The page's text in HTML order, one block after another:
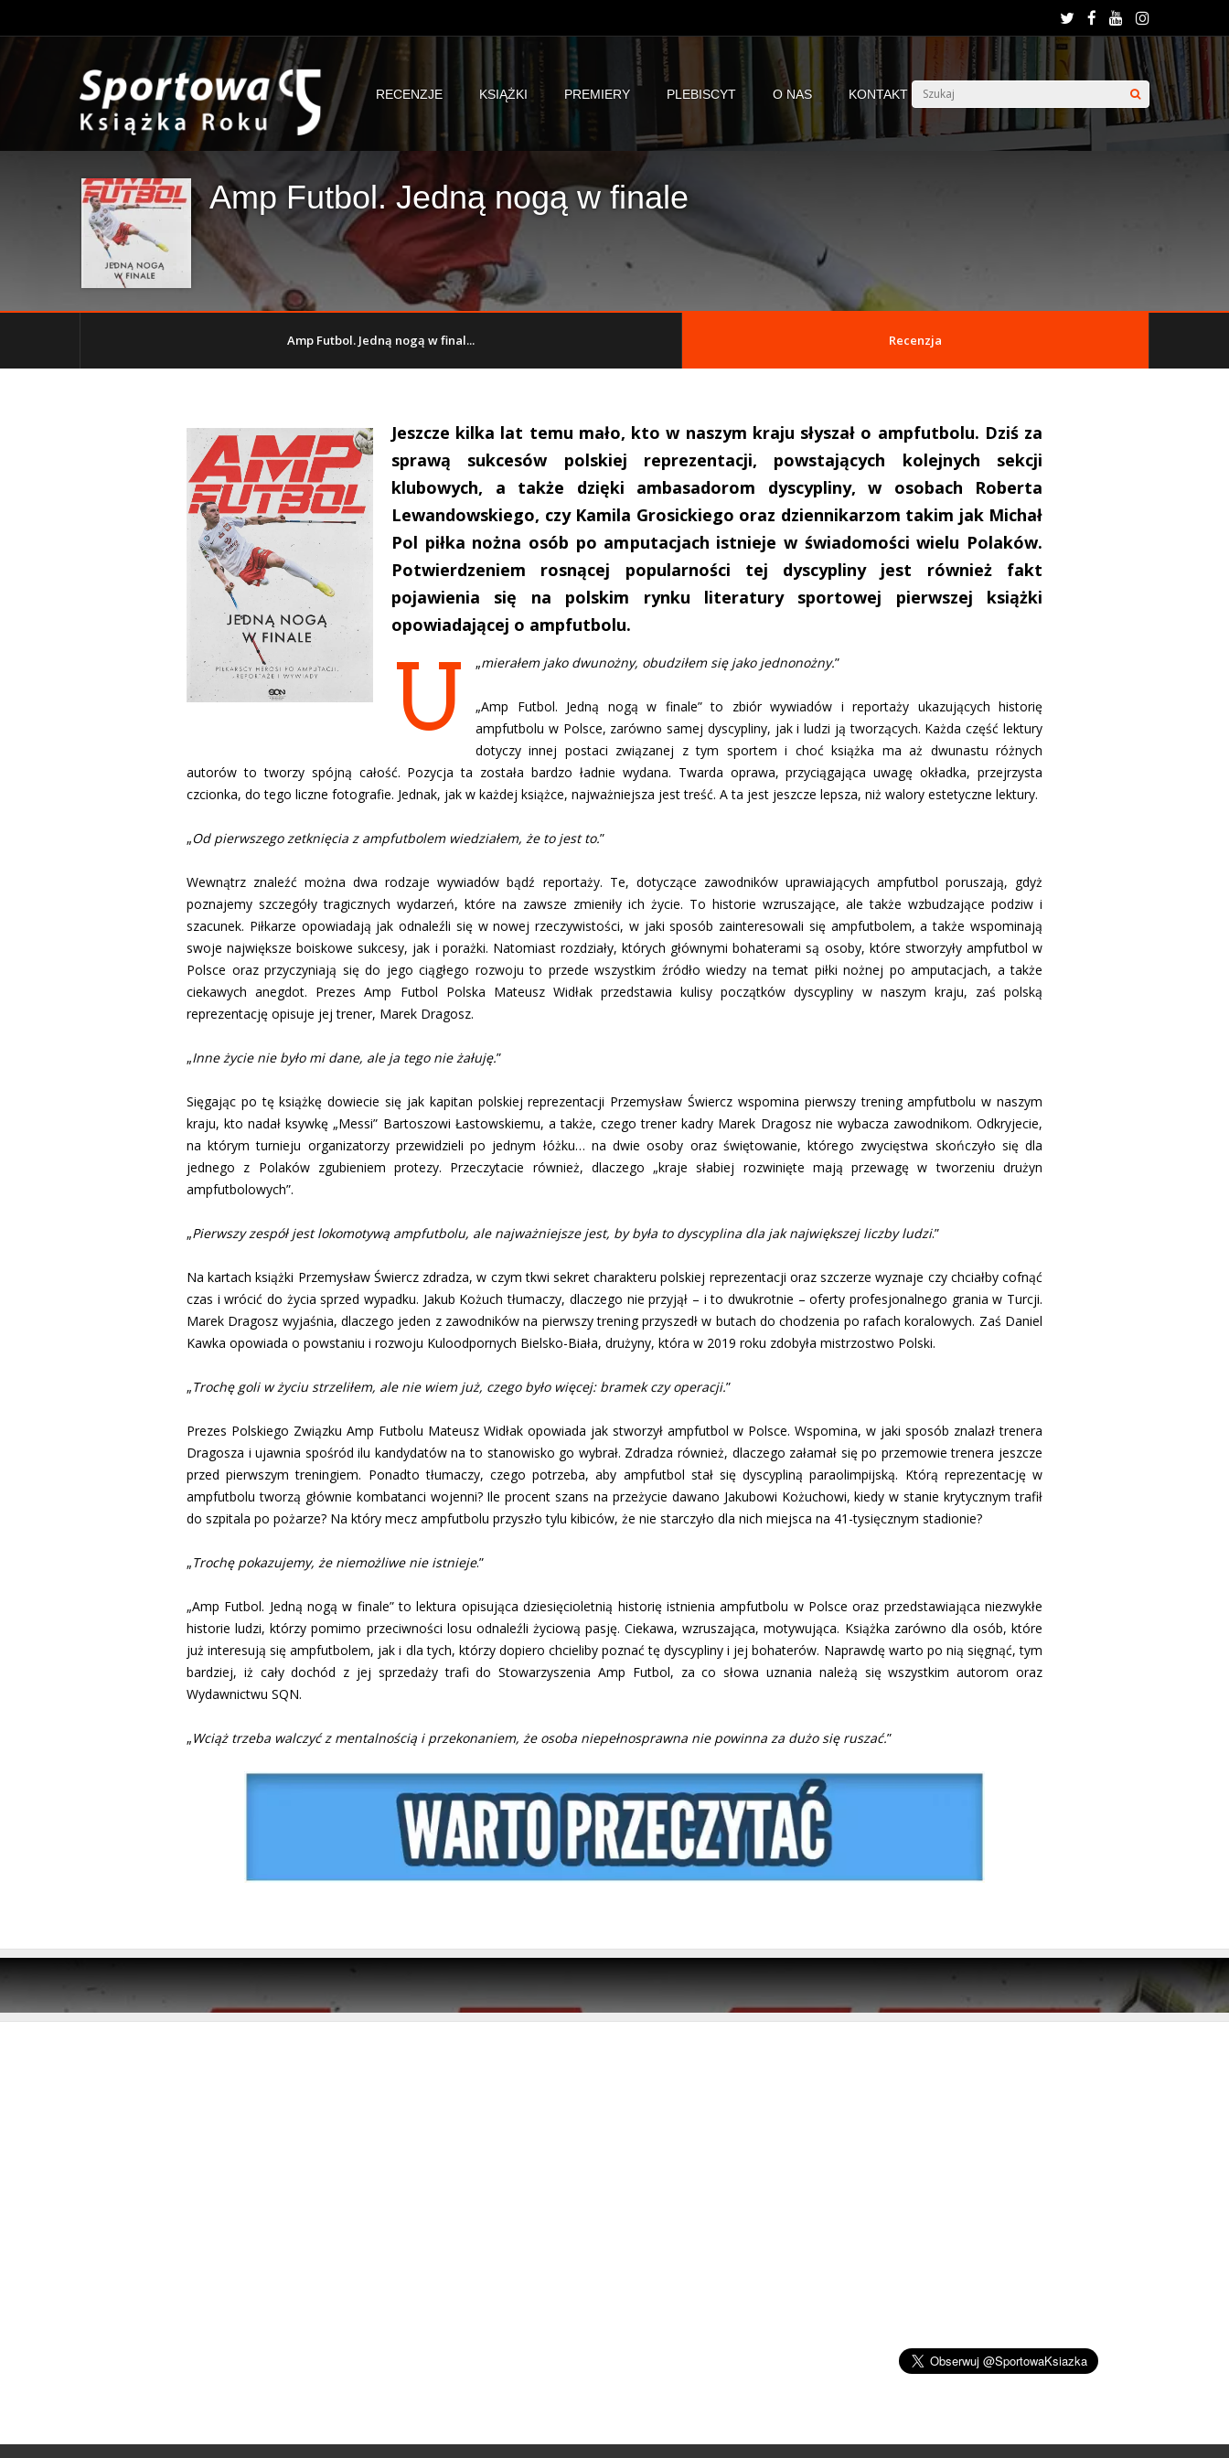
RECENZJE KSIĄŻKI PREMIERY PLEBISCYT O NAS KONTAKT
Amp Futbol. Jedną nogą w finale
Amp Futbol. Jedną nogą w final... Recenzja
Jeszcze kilka lat temu mało, kto w naszym kraju słyszał o ampfutbolu. Dziś za
sprawą sukcesów polskiej reprezentacji, powstających kolejnych sekcji
klubowych, a także dzięki ambasadorom dyscypliny, w osobach Roberta
Lewandowskiego, czy Kamila Grosickiego oraz dziennikarzom takim jak Michał
Pol piłka nożna osób po amputacjach istnieje w świadomości wielu Polaków.
Potwierdzeniem rosnącej popularności tej dyscypliny jest również fakt
pojawienia się na polskim rynku literatury sportowej pierwszej książki
opowiadającej o ampfutbolu.
„
U mierałem jako dwunożny, obudziłem się jako jednonożny.”
„Amp Futbol. Jedną nogą w finale” to zbiór wywiadów i reportaży ukazujących historię
ampfutbolu w Polsce, zarówno samej dyscypliny, jak i ludzi ją tworzących. Każda część lektury
dotyczy innej postaci związanej z tym sportem i choć książka ma aż dwunastu różnych
autorów to tworzy spójną całość. Pozycja ta została bardzo ładnie wydana. Twarda oprawa, przyciągająca uwagę okładka, przejrzysta
czcionka, do tego liczne fotografie. Jednak, jak w każdej książce, najważniejsza jest treść. A ta jest jeszcze lepsza, niż walory estetyczne lektury.
„Od pierwszego zetknięcia z ampfutbolem wiedziałem, że to jest to.”
Wewnątrz znaleźć można dwa rodzaje wywiadów bądź reportaży. Te, dotyczące zawodników uprawiających ampfutbol poruszają, gdyż
poznajemy szczegóły tragicznych wydarzeń, które na zawsze zmieniły ich życie. To historie wzruszające, ale także wzbudzające podziw i
szacunek. Piłkarze opowiadają jak odnaleźli się w nowej rzeczywistości, w jaki sposób zainteresowali się ampfutbolem, a także wspominają
swoje największe boiskowe sukcesy, jak i porażki. Natomiast rozdziały, których głównymi bohaterami są osoby, które stworzyły ampfutbol w
Polsce oraz przyczyniają się do jego ciągłego rozwoju to przede wszystkim źródło wiedzy na temat piłki nożnej po amputacjach, a także
ciekawych anegdot. Prezes Amp Futbol Polska Mateusz Widłak przedstawia kulisy początków dyscypliny w naszym kraju, zaś polską
reprezentację opisuje jej trener, Marek Dragosz.
„Inne życie nie było mi dane, ale ja tego nie żałuję.”
Sięgając po tę książkę dowiecie się jak kapitan polskiej reprezentacji Przemysław Świercz wspomina pierwszy trening ampfutbolu w naszym
kraju, kto nadał ksywkę „Messi” Bartoszowi Łastowskiemu, a także, czego trener kadry Marek Dragosz nie wybacza zawodnikom. Odkryjecie,
na którym turnieju organizatorzy przewidzieli po jednym łóżku… na dwie osoby oraz świętowanie, którego zwycięstwa skończyło się dla
jednego z Polaków zgubieniem protezy. Przeczytacie również, dlaczego „kraje słabiej rozwinięte mają przewagę w tworzeniu drużyn
ampfutbolowych”.
„Pierwszy zespół jest lokomotywą ampfutbolu, ale najważniejsze jest, by była to dyscyplina dla jak największej liczby ludzi.”
Na kartach książki Przemysław Świercz zdradza, w czym tkwi sekret charakteru polskiej reprezentacji oraz szczerze wyznaje czy chciałby cofnąć
czas i wrócić do życia sprzed wypadku. Jakub Kożuch tłumaczy, dlaczego nie przyjął – i to dwukrotnie – oferty profesjonalnego grania w Turcji.
Marek Dragosz wyjaśnia, dlaczego jeden z zawodników na pierwszy trening przyszedł w butach do chodzenia po rafach koralowych. Zaś Daniel
Kawka opowiada o powstaniu i rozwoju Kuloodpornych Bielsko-Biała, drużyny, która w 2019 roku zdobyła mistrzostwo Polski.
„Trochę goli w życiu strzeliłem, ale nie wiem już, czego było więcej: bramek czy operacji.”
Prezes Polskiego Związku Amp Futbolu Mateusz Widłak opowiada jak stworzył ampfutbol w Polsce. Wspomina, w jaki sposób znalazł trenera
Dragosza i ujawnia spośród ilu kandydatów na to stanowisko go wybrał. Zdradza również, dlaczego załamał się po przemowie trenera jeszcze
przed pierwszym treningiem. Ponadto tłumaczy, czego potrzeba, aby ampfutbol stał się dyscypliną paraolimpijską. Którą reprezentację w
ampfutbolu tworzą głównie kombatanci wojenni? Ile procent szans na przeżycie dawano Jakubowi Kożuchowi, kiedy w stanie krytycznym trafił
do szpitala po pożarze? Na który mecz ampfutbolu przyszło tylu kibiców, że nie starczyło dla nich miejsca na 41-tysięcznym stadionie?
„Trochę pokazujemy, że niemożliwe nie istnieje.”
„Amp Futbol. Jedną nogą w finale” to lektura opisująca dziesięcioletnią historię istnienia ampfutbolu w Polsce oraz przedstawiająca niezwykłe
historie ludzi, którzy pomimo przeciwności losu odnaleźli życiową pasję. Ciekawa, wzruszająca, motywująca. Książka zarówno dla osób, które
już interesują się ampfutbolem, jak i dla tych, którzy dopiero chcieliby poznać tę dyscypliny i jej bohaterów. Naprawdę warto po nią sięgnąć, tym
bardziej, iż cały dochód z jej sprzedaży trafi do Stowarzyszenia Amp Futbol, za co słowa uznania należą się wszystkim autorom oraz
Wydawnictwu SQN.
„Wciąż trzeba walczyć z mentalnością i przekonaniem, że osoba niepełnosprawna nie powinna za dużo się ruszać.”